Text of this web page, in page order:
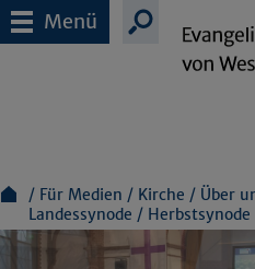
Menü
Für Medien Kirche Über
Landessynode
Herbstsynode